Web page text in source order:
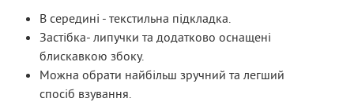
В середині - текстильна підкладка.
Застібка- липучки та додатково оснащені
блискавкою збоку.
Можна обрати найбільш зручний та легший
спосіб взування.